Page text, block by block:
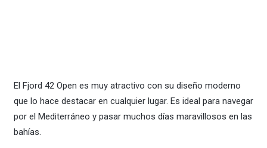
El Fjord 42 Open es muy atractivo con su diseño moderno
que lo hace destacar en cualquier lugar. Es ideal para navegar
por el Mediterráneo y pasar muchos días maravillosos en las
bahías.